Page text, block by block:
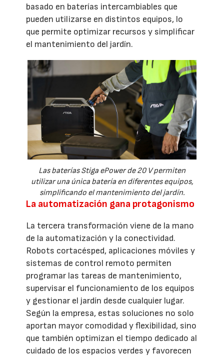
basado en baterías intercambiables que
pueden utilizarse en distintos equipos, lo
que permite optimizar recursos y simplificar
el mantenimiento del jardín.
Las baterías Stiga ePower de 20 V permiten
utilizar una única batería en diferentes equipos,
simplificando el mantenimiento del jardín.
La automatización gana protagonismo
La tercera transformación viene de la mano
de la automatización y la conectividad.
Robots cortacésped, aplicaciones móviles y
sistemas de control remoto permiten
programar las tareas de mantenimiento,
supervisar el funcionamiento de los equipos
y gestionar el jardín desde cualquier lugar.
Según la empresa, estas soluciones no solo
aportan mayor comodidad y flexibilidad, sino
que también optimizan el tiempo dedicado al
cuidado de los espacios verdes y favorecen